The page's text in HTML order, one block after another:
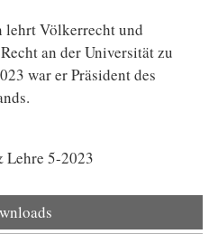
lehrt Völkerrecht und
an der Universität zu
war er Präsident des
Lehre 5-2023